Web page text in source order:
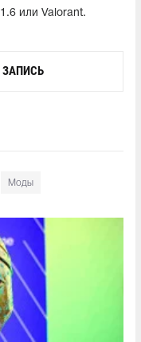
или Valorant.
Моды